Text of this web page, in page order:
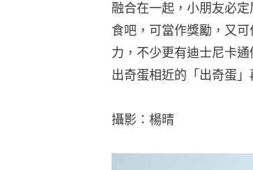
融合在一起，小朋友必
食吧，可當作獎勵，又
力，不少更有迪士尼卡
出奇蛋相近的「出奇蛋」
攝影：楊晴